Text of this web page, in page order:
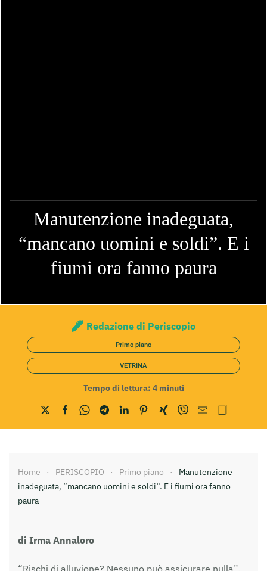
Manutenzione inadeguata,
“mancano uomini e soldi”. E i
fiumi ora fanno paura
Redazione di Periscopio
Primo piano
VETRINA
Tempo di lettura: 4 minuti
Home PERISCOPIO Primo piano
Manutenzione
inadeguata, “mancano uomini e soldi”. E i fiumi ora fanno
paura
di Irma Annaloro
“Rischi di alluvione? Nessuno può assicurare nulla”.